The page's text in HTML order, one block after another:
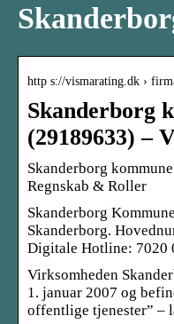
http s://vismarating.dk ›
Skanderborg
(29189633) –
Skanderborg
Regnskab & Roller
Skanderborg
Skanderborg.
Digitale Hotline: 7020
Virksomheden
1. januar 2007 og
offentlige tjenester” –